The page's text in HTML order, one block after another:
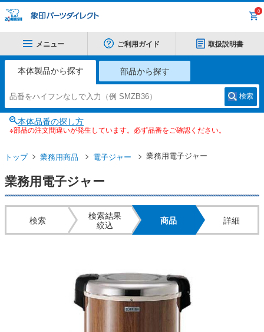
0
メニュー ご利用ガイド 取扱説明書
本体製品から探す 部品から探す
検索
本体品番の探し方
※部品の注文間違いが発生しています。必ず品番をご確認ください。
トップ 業務用商品 電子ジャー 業務用電子ジャー
業務用電子ジャー
検索
検索結果
絞込
商品 詳細